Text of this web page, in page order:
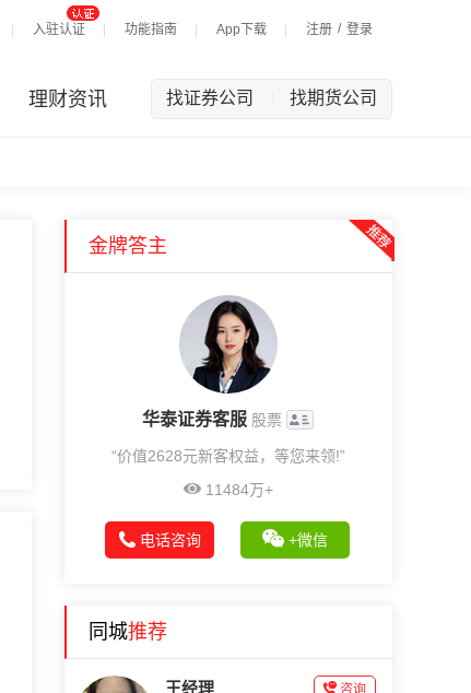
入驻认证 功能指南 App下载 注册 / 登录
理财资讯 找证券公司 找期货公司
金牌答主
华泰证券客服 股票
“价值2628元新客权益，等您来领!”
11484万+
电话咨询 +微信
同城推荐
王经理 咨询